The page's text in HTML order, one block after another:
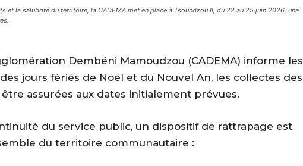
et la salubrité du territoire, la CADEMA met en place à Tsoundzou II, du 22 au 25 juin 2026, une
Dembéni Mamoudzou (CADEMA) informe les
jours fériés de Noël et du Nouvel An, les collectes des
assurées aux dates initialement prévues.
du service public, un dispositif de rattrapage est
du territoire communautaire :